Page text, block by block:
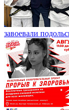
завоевали